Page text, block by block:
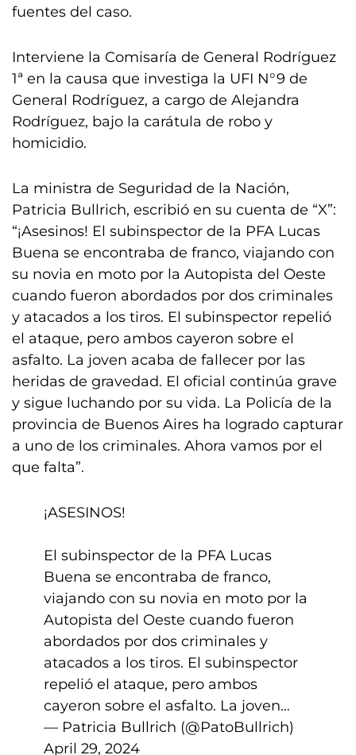
fuentes del caso.
Interviene la Comisaría de General Rodríguez
1ª en la causa que investiga la UFI N°9 de
General Rodríguez, a cargo de Alejandra
Rodríguez, bajo la carátula de robo y
homicidio.
La ministra de Seguridad de la Nación,
Patricia Bullrich, escribió en su cuenta de “X”:
“¡Asesinos! El subinspector de la PFA Lucas
Buena se encontraba de franco, viajando con
su novia en moto por la Autopista del Oeste
cuando fueron abordados por dos criminales
y atacados a los tiros. El subinspector repelió
el ataque, pero ambos cayeron sobre el
asfalto. La joven acaba de fallecer por las
heridas de gravedad. El oficial continúa grave
y sigue luchando por su vida. La Policía de la
provincia de Buenos Aires ha logrado capturar
a uno de los criminales. Ahora vamos por el
que falta”.
¡ASESINOS!
El subinspector de la PFA Lucas
Buena se encontraba de franco,
viajando con su novia en moto por la
Autopista del Oeste cuando fueron
abordados por dos criminales y
atacados a los tiros. El subinspector
repelió el ataque, pero ambos
cayeron sobre el asfalto. La joven…
— Patricia Bullrich (@PatoBullrich)
April 29, 2024